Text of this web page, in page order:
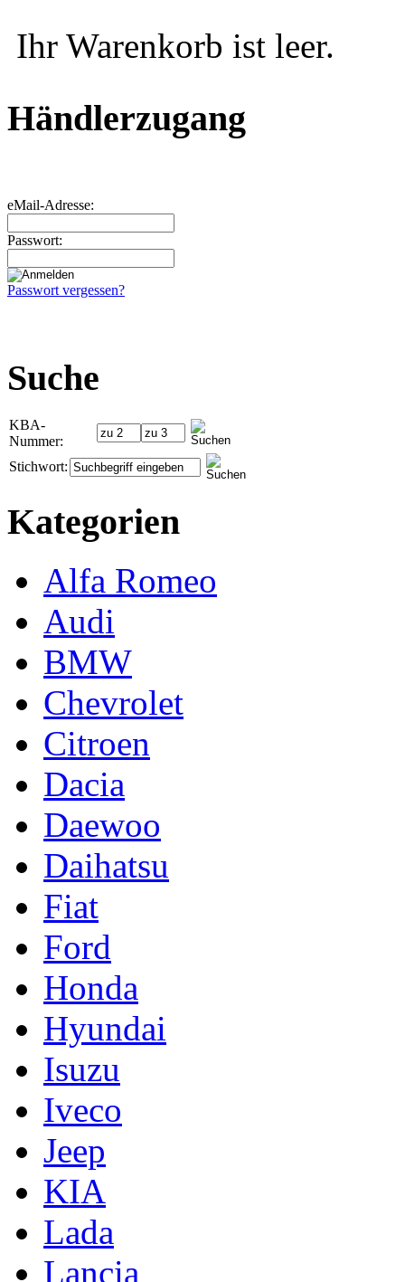
Ihr Warenkorb ist leer.
Händlerzugang
eMail-Adresse:
Passwort:
Passwort vergessen?
Suche
KBA-
Nummer:
Stichwort:
Kategorien
Alfa Romeo
Audi
BMW
Chevrolet
Citroen
Dacia
Daewoo
Daihatsu
Fiat
Ford
Honda
Hyundai
Isuzu
Iveco
Jeep
KIA
Lada
Lancia